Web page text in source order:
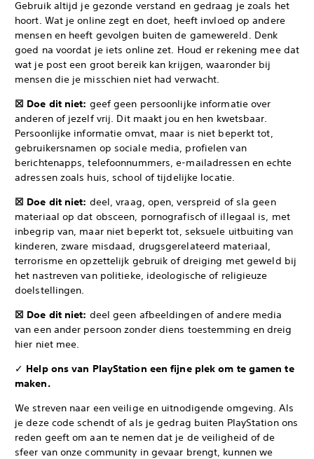
Gebruik altijd je gezonde verstand en gedraag je zoals het
hoort. Wat je online zegt en doet, heeft invloed op andere
mensen en heeft gevolgen buiten de gamewereld. Denk
goed na voordat je iets online zet. Houd er rekening mee dat
wat je post een groot bereik kan krijgen, waaronder bij
mensen die je misschien niet had verwacht.
☒ Doe dit niet: geef geen persoonlijke informatie over
anderen of jezelf vrij. Dit maakt jou en hen kwetsbaar.
Persoonlijke informatie omvat, maar is niet beperkt tot,
gebruikersnamen op sociale media, profielen van
berichtenapps, telefoonnummers, e-mailadressen en echte
adressen zoals huis, school of tijdelijke locatie.
☒ Doe dit niet: deel, vraag, open, verspreid of sla geen
materiaal op dat obsceen, pornografisch of illegaal is, met
inbegrip van, maar niet beperkt tot, seksuele uitbuiting van
kinderen, zware misdaad, drugsgerelateerd materiaal,
terrorisme en opzettelijk gebruik of dreiging met geweld bij
het nastreven van politieke, ideologische of religieuze
doelstellingen.
☒ Doe dit niet: deel geen afbeeldingen of andere media
van een ander persoon zonder diens toestemming en dreig
hier niet mee.
✓ Help ons van PlayStation een fijne plek om te gamen te
maken.
We streven naar een veilige en uitnodigende omgeving. Als
je deze code schendt of als je gedrag buiten PlayStation ons
reden geeft om aan te nemen dat je de veiligheid of de
sfeer van onze community in gevaar brengt, kunnen we